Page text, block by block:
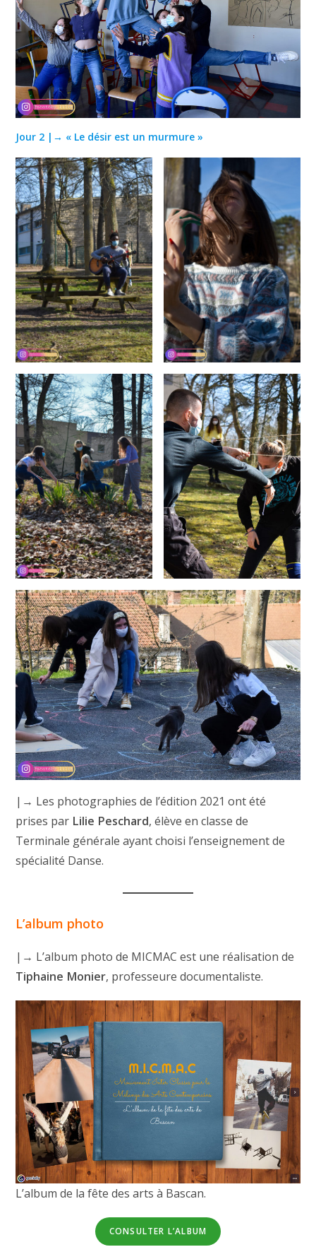
Jour 2 |→ « Le désir est un murmure »
|→ Les photographies de l’édition 2021 ont été
prises par Lilie Peschard, élève en classe de
Terminale générale ayant choisi l’enseignement de
spécialité Danse.
L’album photo
|→ L’album photo de MICMAC est une réalisation de
Tiphaine Monier, professeure documentaliste.
L’album de la fête des arts à Bascan.
CONSULTER L’ALBUM